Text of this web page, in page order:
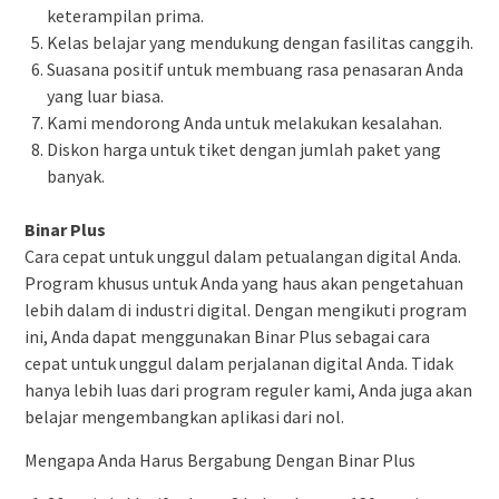
keterampilan prima.
Kelas belajar yang mendukung dengan fasilitas canggih.
Suasana positif untuk membuang rasa penasaran Anda
yang luar biasa.
Kami mendorong Anda untuk melakukan kesalahan.
Diskon harga untuk tiket dengan jumlah paket yang
banyak.
Binar Plus
Cara cepat untuk unggul dalam petualangan digital Anda.
Program khusus untuk Anda yang haus akan pengetahuan
lebih dalam di industri digital. Dengan mengikuti program
ini, Anda dapat menggunakan Binar Plus sebagai cara
cepat untuk unggul dalam perjalanan digital Anda. Tidak
hanya lebih luas dari program reguler kami, Anda juga akan
belajar mengembangkan aplikasi dari nol.
Mengapa Anda Harus Bergabung Dengan Binar Plus